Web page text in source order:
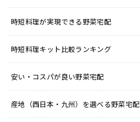
時短料理が実現できる野菜宅配
時短料理キット比較ランキング
安い・コスパが良い野菜宅配
産地（西日本・九州）を選べる野菜宅配